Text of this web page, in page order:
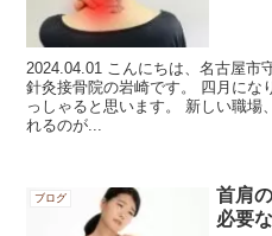
2024.04.01 こんにちは、名古屋市
針灸接骨院の岩崎です。 四月にな
っしゃると思います。 新しい職場
れるのが...
ブログ
首肩
必要